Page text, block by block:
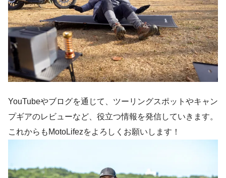
YouTubeやブログを通じて、ツーリングスポットやキャン
プギアのレビューなど、役立つ情報を発信していきます。
これからもMotoLifezをよろしくお願いします！